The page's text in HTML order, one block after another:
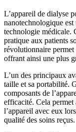
L’appareil de dialyse
nanotechnologique est
technologie médicale.
pratique aux patients
révolutionnaire permet
offrant ainsi une plus
L’un des principaux
taille et sa portabilité.
composants de
efficacité. Cela permet
l’appareil avec eux
qualité des soins reçus.